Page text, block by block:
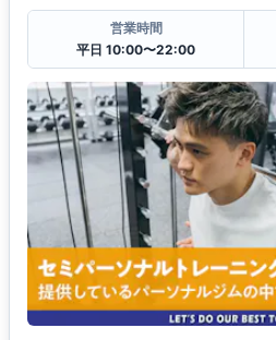
営業時間
平日 10:00〜22:00